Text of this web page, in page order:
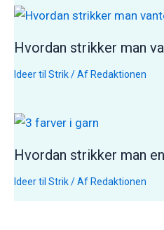
Hvordan strikker man
Ideer til Strik/ Af Redaktionen
Hvordan strikker man
Ideer til Strik/ Af Redaktionen